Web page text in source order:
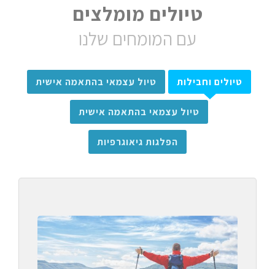
טיולים מומלצים
עם המומחים שלנו
טיולים וחבילות טיול עצמאי בהתאמה אישית
טיול עצמאי בהתאמה אישית
הפלגות גיאוגרפיות